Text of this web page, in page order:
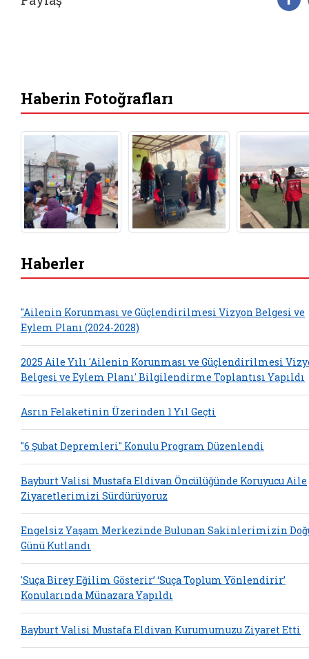
Haberin Fotoğrafları
Haberler
"Ailenin Korunması ve Güçlendirilmesi Vizyon Belgesi ve
Eylem Planı (2024-2028)
2025 Aile Yılı 'Ailenin Korunması ve Güçlendirilmesi
Belgesi ve Eylem Planı' Bilgilendirme Toplantısı Yapıldı
Asrın Felaketinin Üzerinden 1 Yıl Geçti
"6 Şubat Depremleri" Konulu Program Düzenlendi
Bayburt Valisi Mustafa Eldivan Öncülüğünde Koruyucu Aile
Ziyaretlerimizi Sürdürüyoruz
Engelsiz Yaşam Merkezinde Bulunan Sakinlerimizin
Günü Kutlandı
'Suça Birey Eğilim Gösterir’ ‘Suça Toplum Yönlendirir’
Konularında Münazara Yapıldı
Bayburt Valisi Mustafa Eldivan Kurumumuzu Ziyaret Etti